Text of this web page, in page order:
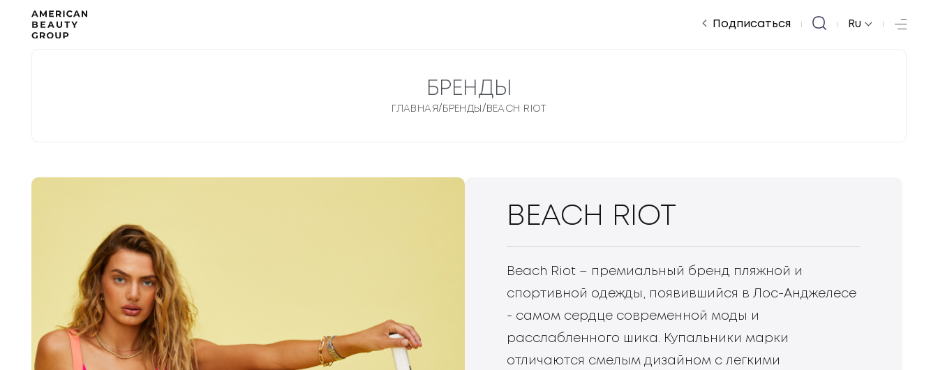
Подписаться | | Ru |
БРЕНДЫ
ГЛАВНАЯ / БРЕНДЫ / BEACH RIOT
BEACH RIOT
Beach Riot – премиальный бренд пляжной и
спортивной одежды, появившийся в Лос-Анджелесе
- самом сердце современной моды и
расслабленного шика. Купальники марки
отличаются смелым дизайном с легкими